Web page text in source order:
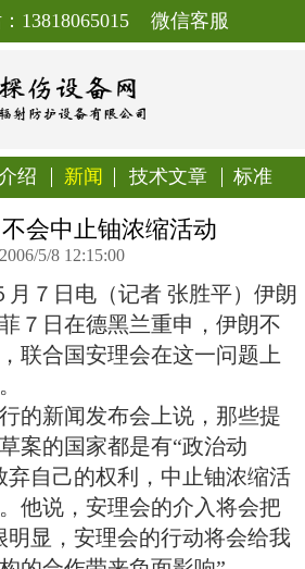
电话：13818065015
产品介绍
重申不会中止铀浓
2006/5/8 12:15:00
５月７日电（记
阿塞菲７日在德黑兰
活动，联合国安理会
理的。